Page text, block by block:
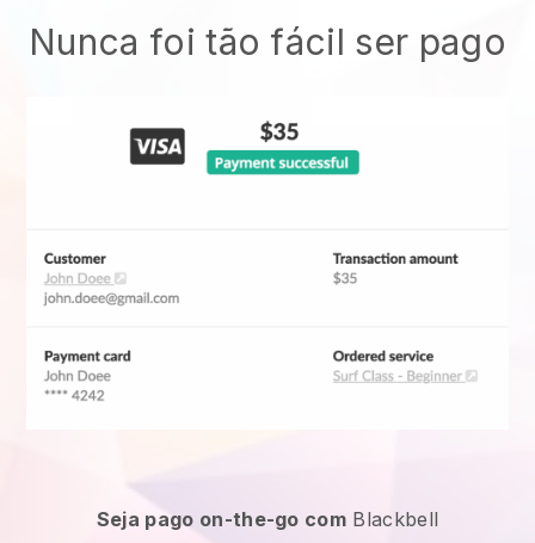
Nunca foi tão fácil ser pago
Seja pago on-the-go com Blackbell